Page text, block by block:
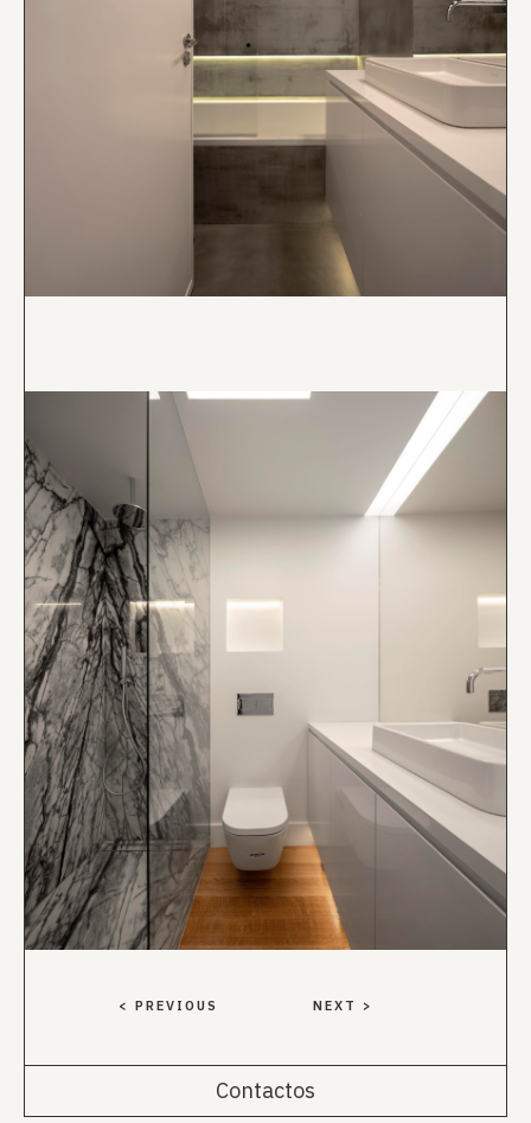
< PREVIOUS NEXT >
Contactos